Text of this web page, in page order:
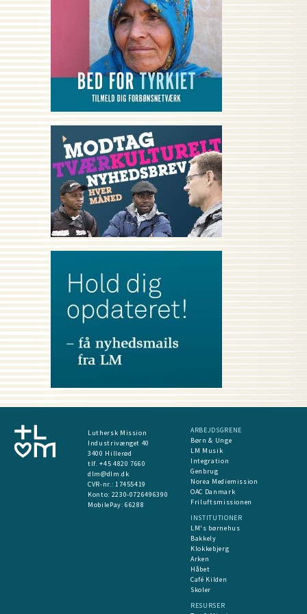
Luthersk Mission
Industrivænget 40
3400 Hillerød
tlf. +45 4820 7660
dlm@dlm.dk
CVR-nr.: 17455419
​Konto: 2230-0726496390
MobilePay:66288
ARBEJDSGRENE
Børn & Unge
LM Musik
Integration
Genbrug
Norea Mediemission
OAC Danmark
Friluftsmissionen
INSTITUTIONER
LM's børnehus
Bakkely
Klokkebjerg
Arken
Håbet
Café Kilden
Skoler
RESURSER